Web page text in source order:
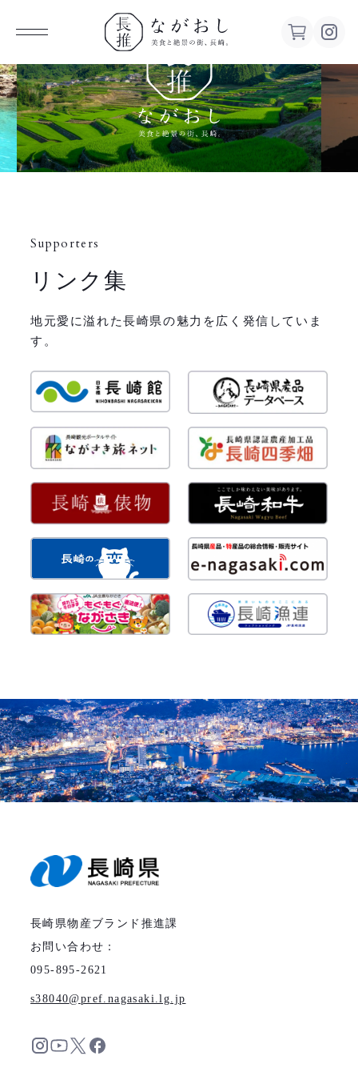
ながお
し 美食
と絶景の
Supporters
リンク集
地元愛に溢れた長崎県の魅力を広く発信していま
す。
長崎県物産ブランド推進課
お問い合わせ：
095-895-2621
s38040 pref.nagasaki.lg.jp